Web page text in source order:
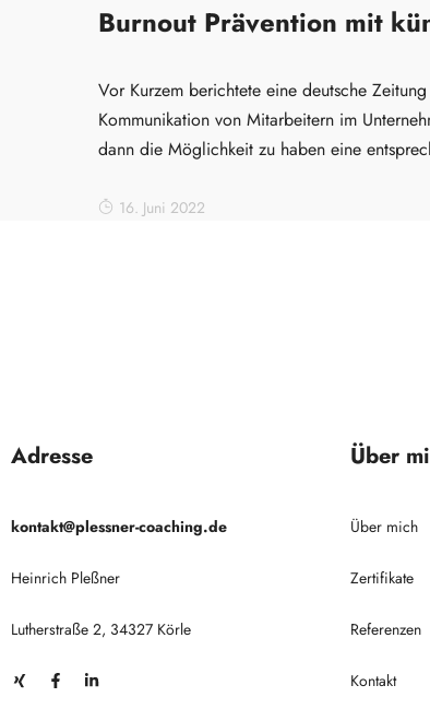
Burnout Prävention mit
Vor Kurzem berichtete eine deutsche
Kommunikation von Mitarbeitern im
dann die Möglichkeit zu haben eine
16. Juni 2022
Adresse
kontakt@plessner-coaching.de
Heinrich Pleßner
Lutherstraße 2, 34327 Körle
Über
Über mich
Zertifikate
Referenzen
Kontakt